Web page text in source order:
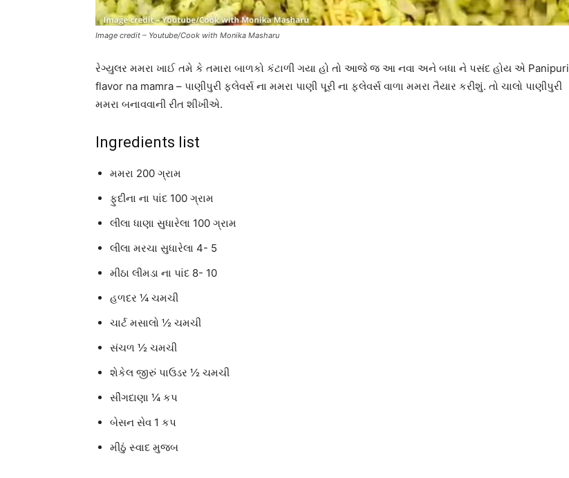
Image credit – Youtube/Cook with Monika Masharu
રેગ્યુલર મમરા ખાઈ તમે કે તમારા બાળકો કંટાળી ગયા હો તો આજે જ આ નવા અને બધા ને પસંદ હોય એ Panipuri
flavor na mamra – પાણીપુરી ફ્લેવર્સ ના મમરા પાણી પૂરી ના ફ્લેવર્સ વાળા મમરા તૈયાર કરીશું. તો ચાલો પાણીપુરી
મમરા બનાવવાની રીત શીખીએ.
Ingredients list
મમરા 200 ગ્રામ
ફુદીના ના પાંદ 100 ગ્રામ
લીલા ધાણા સુધારેલા 100 ગ્રામ
લીલા મરચા સુધારેલા 4- 5
મીઠા લીમડા ના પાંદ 8- 10
હળદર ¼ ચમચી
ચાર્ટ મસાલો ½ ચમચી
સંચળ ½ ચમચી
શેકેલ જીરું પાઉડર ½ ચમચી
સીંગદાણા ¼ કપ
બેસન સેવ 1 કપ
મીઠું સ્વાદ મુજબ